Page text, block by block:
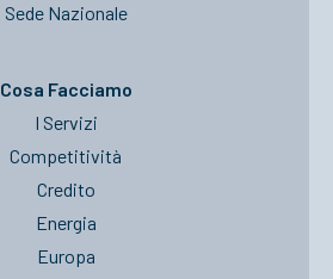
Sede Nazionale
Cosa Facciamo
I Servizi
Competitività
Credito
Energia
Europa